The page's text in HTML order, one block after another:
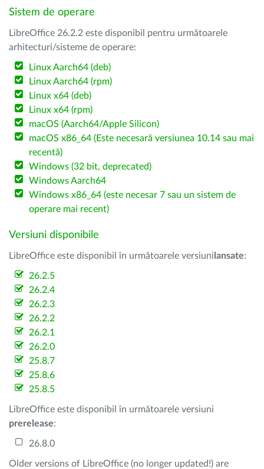
Sistem de operare
LibreOffice 26.2.2 este disponibil pentru următoarele
arhitecturi/sisteme de operare:
Linux Aarch64 (deb)
Linux Aarch64 (rpm)
Linux x64 (deb)
Linux x64 (rpm)
macOS (Aarch64/Apple Silicon)
macOS x86_64 (Este necesară versiunea 10.14 sau mai
recentă)
Windows (32 bit, deprecated)
Windows Aarch64
Windows x86_64 (este necesar 7 sau un sistem de
operare mai recent)
Versiuni disponibile
LibreOffice este disponibil în următoarele versiuni lansate:
26.2.5
26.2.4
26.2.3
26.2.2
26.2.1
26.2.0
25.8.7
25.8.6
25.8.5
LibreOffice este disponibil în următoarele versiuni
prerelease:
26.8.0
Older versions of LibreOffice (no longer updated!) are